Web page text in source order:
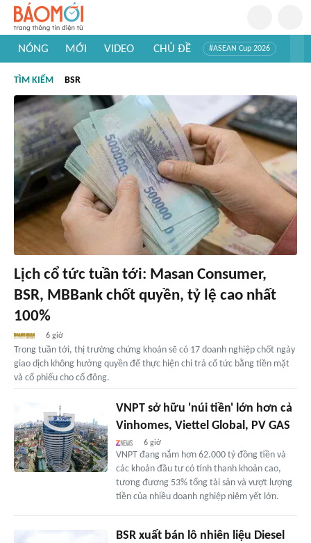
NÓNG MỚI VIDEO CHỦ ĐỀ #ASEAN Cup 2026
#Khám phá thế giới
TÌM KIẾM BSR
Lịch cổ tức tuần tới: Masan Consumer,
BSR, MBBank chốt quyền, tỷ lệ cao nhất
100%
6 giờ
Trong tuần tới, thị trường chứng khoán sẽ có 17 doanh nghiệp chốt ngày
giao dịch không hưởng quyền để thực hiện chi trả cổ tức bằng tiền mặt
và cổ phiếu cho cổ đông.
VNPT sở hữu 'núi tiền' lớn hơn cả
Vinhomes, Viettel Global, PV GAS
6 giờ
VNPT đang nắm hơn 62.000 tỷ đồng tiền và
các khoản đầu tư có tính thanh khoản cao,
tương đương 53% tổng tài sản và vượt lượng
tiền của nhiều doanh nghiệp niêm yết lớn.
BSR xuất bán lô nhiên liệu Diesel